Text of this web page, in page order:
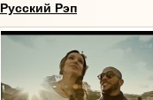
Русский Рэп